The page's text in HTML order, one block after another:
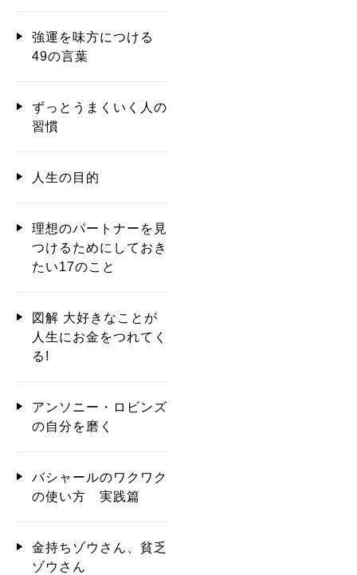
強運を味方につける
49の言葉
ずっとうまくいく人の
習慣
人生の目的
理想のパートナーを見
つけるためにしておき
たい17のこと
図解 大好きなことが
人生にお金をつれてく
る!
アンソニー・ロビンズ
の自分を磨く
バシャールのワクワク
の使い方 実践篇
金持ちゾウさん、貧乏
ゾウさん